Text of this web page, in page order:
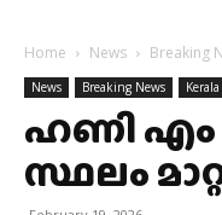
Home News Breaking
News Breaking News Kerala
ഹണി എം
സ്ഥലം